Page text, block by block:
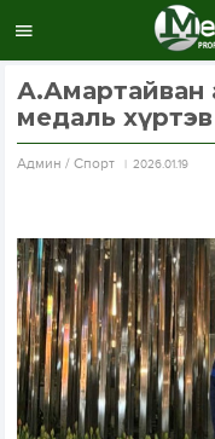
А.Амартайван
медаль хүртэв
Aдмин / Спорт 2026.01.19